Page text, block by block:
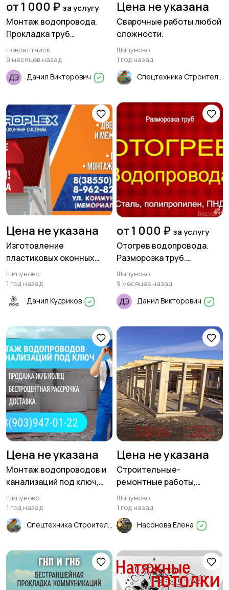
от 1 000 ₽ за услугу
Монтаж водопровода.
Прокладка труб
канализации
Новоалтайск
9 месяцев назад
Данил Викторович
Цена не указана
Сварочные работы любой
сложности.
Шипуново
1 год назад
Спецтехника Строительные Работы
Цена не указана
Изготовление
пластиковых оконных
систем и их монтаж
Шипуново
1 год назад
Данил Кудриков
от 1 000 ₽ за услугу
Отогрев водопровода.
Разморозка труб.
Прочистка канализации
Шипуново
9 месяцев назад
Данил Викторович
Цена не указана
Монтаж водопроводов и
канализаций под ключ,
строительные работы
Шипуново
1 год назад
Спецтехника Строительные Работы
Цена не указана
Строительные-
ремонтные работы,
монтаж электрики,
внутренняя отделка
Шипуново
1 год назад
Насонова Елена